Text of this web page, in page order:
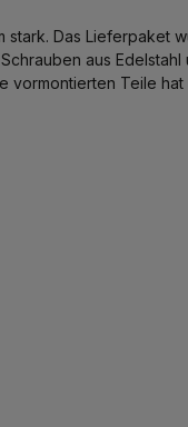
Das Lieferpaket
aus
Teile